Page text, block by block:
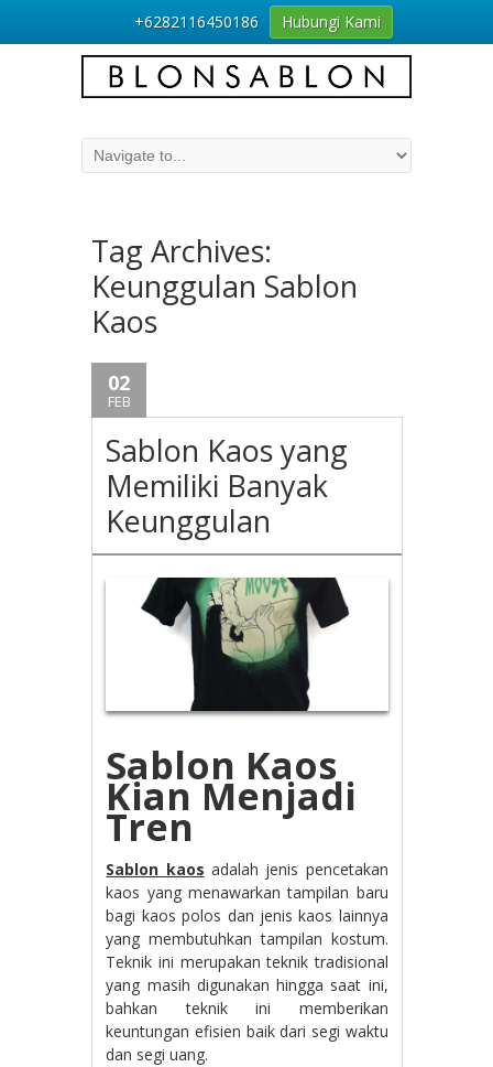
Tag Archives:
Keunggulan Sablon
Kaos
02
FEB
Sablon Kaos yang
Memiliki Banyak
Keunggulan
Sablon Kaos
Kian Menjadi
Tren
Sablon kaos adalah jenis pencetakan
kaos yang menawarkan tampilan baru
bagi kaos polos dan jenis kaos lainnya
yang membutuhkan tampilan kostum.
Teknik ini merupakan teknik tradisional
yang masih digunakan hingga saat ini,
bahkan teknik ini memberikan
keuntungan efisien baik dari segi waktu
dan segi uang.
+6282116450186 Hubungi Kami